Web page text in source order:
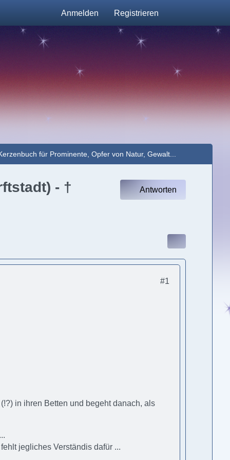
Anmelden Registrieren
für Prominente, Opfer von Natur, Gewalt...
- † Antworten
#1
in ihren Betten und begeht danach, als
jegliches Verständis dafür ...